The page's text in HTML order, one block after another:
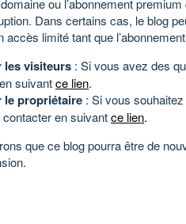
ou l’abonnement
Dans certains cas, le blog
accès limité tant que
les visiteurs : Si vous avez des
suivantce lien.
le propriétaire : Si vous
contacter en suivantce lien.
que ce blog pourra être de